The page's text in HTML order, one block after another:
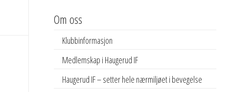
Om oss
Klubbinformasjon
Medlemskap i Haugerud IF
Haugerud IF – setter hele nærmiljøet i bevegelse